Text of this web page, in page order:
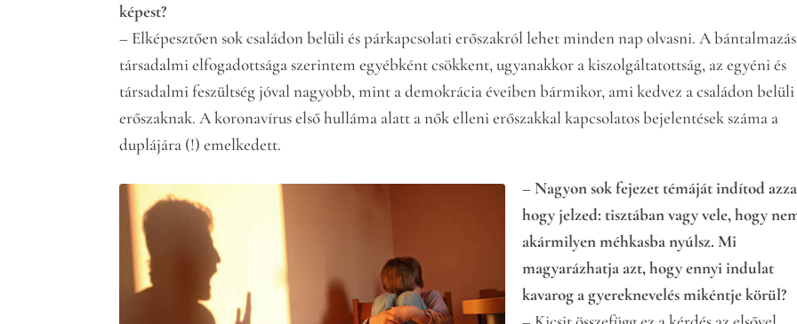
képest?
– Elképesztően sok családon belüli és párkapcsolati erőszakról lehet minden nap olvasni. A bántalmazás
társadalmi elfogadottsága szerintem egyébként csökkent, ugyanakkor a kiszolgáltatottság, az egyéni és
társadalmi feszültség jóval nagyobb, mint a demokrácia éveiben bármikor, ami kedvez a családon belüli
erőszaknak. A koronavírus első hulláma alatt a nők elleni erőszakkal kapcsolatos bejelentések száma a
duplájára (!) emelkedett.
– Nagyon sok fejezet témáját indítod
hogy jelzed: tisztában vagy vele, hogy
akármilyen méhkasba nyúlsz. Mi
magyarázhatja azt, hogy ennyi indulat
kavarog a gyereknevelés mikéntje körül?